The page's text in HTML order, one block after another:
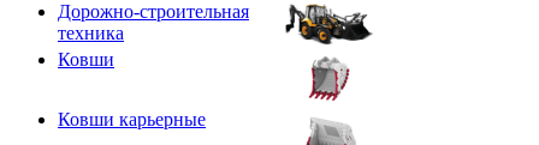
Дорожно-строительная
техника
Ковши
Ковши карьерные